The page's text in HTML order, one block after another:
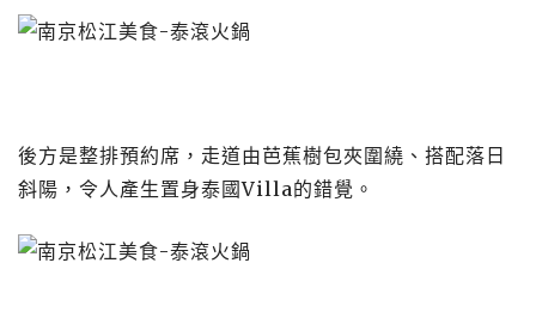
後方是整排預約席，走道由芭蕉樹包夾圍繞、搭配落日
斜陽，令人產生置身泰國Villa的錯覺。